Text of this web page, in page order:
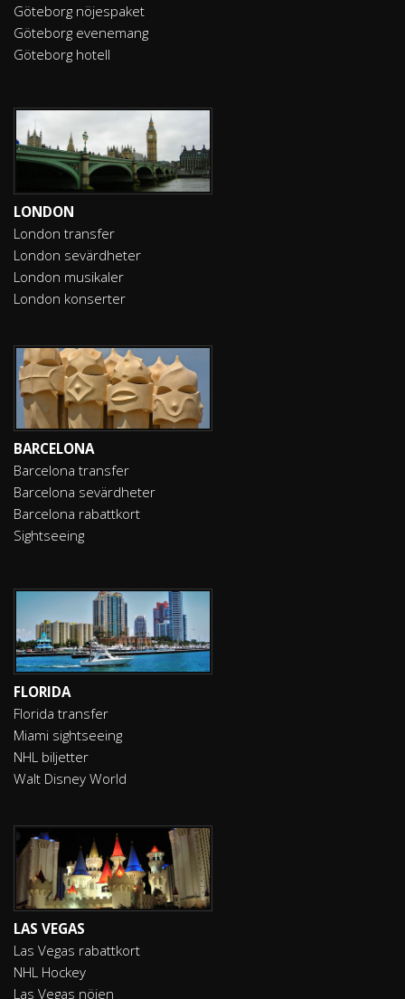
Göteborg nöjespaket
Göteborg evenemang
Göteborg hotell
LONDON
London transfer
London sevärdheter
London musikaler
London konserter
BARCELONA
Barcelona transfer
Barcelona sevärdheter
Barcelona rabattkort
Sightseeing
FLORIDA
Florida transfer
Miami sightseeing
NHL biljetter
Walt Disney World
LAS VEGAS
Las Vegas rabattkort
NHL Hockey
Las Vegas nöjen